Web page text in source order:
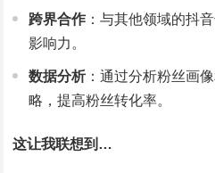
跨界合作 ：与其他领域的抖
影响力。
数据分析：通过分析粉丝画
略，提高粉丝转化率。
这让我联想到…